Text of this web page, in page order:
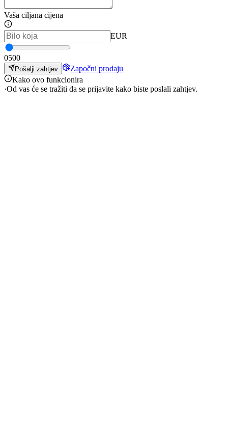
Vaša ciljana cijena
EUR
0500
Pošalji zahtjev
Započni prodaju
Kako ovo funkcionira
·Od vas će se tražiti da se prijavite kako biste poslali zahtjev.